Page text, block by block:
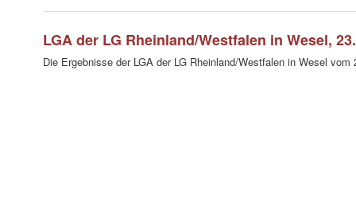
LGA der LG Rheinland/Westfalen in Wesel,
Die Ergebnisse der LGA der LG Rheinland/Westfalen in Wesel